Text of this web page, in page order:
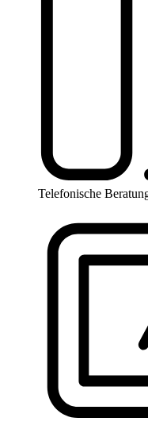
Telefonische